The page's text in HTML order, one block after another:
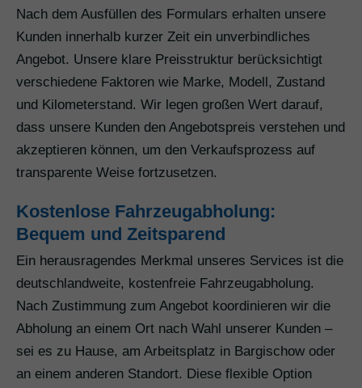
Nach dem Ausfüllen des Formulars erhalten unsere
Kunden innerhalb kurzer Zeit ein unverbindliches
Angebot. Unsere klare Preisstruktur berücksichtigt
verschiedene Faktoren wie Marke, Modell, Zustand
und Kilometerstand. Wir legen großen Wert darauf,
dass unsere Kunden den Angebotspreis verstehen und
akzeptieren können, um den Verkaufsprozess auf
transparente Weise fortzusetzen.
Kostenlose Fahrzeugabholung:
Bequem und Zeitsparend
Ein herausragendes Merkmal unseres Services ist die
deutschlandweite, kostenfreie Fahrzeugabholung.
Nach Zustimmung zum Angebot koordinieren wir die
Abholung an einem Ort nach Wahl unserer Kunden –
sei es zu Hause, am Arbeitsplatz in Bargischow oder
an einem anderen Standort. Diese flexible Option